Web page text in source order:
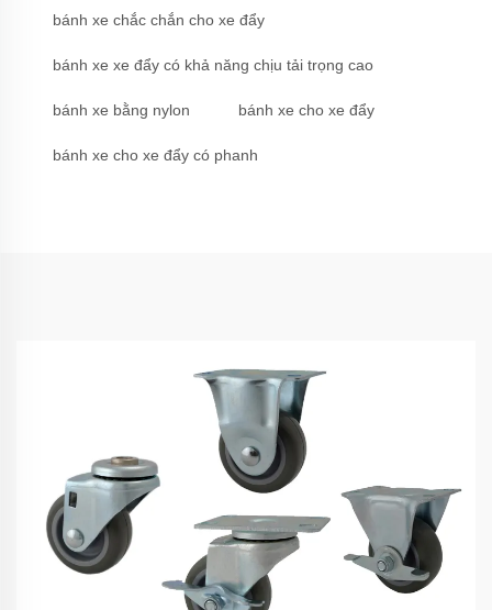
bánh xe chắc chắn cho xe đẩy
bánh xe xe đẩy có khả năng chịu tải trọng cao
bánh xe bằng nylon bánh xe cho xe đẩy
bánh xe cho xe đẩy có phanh